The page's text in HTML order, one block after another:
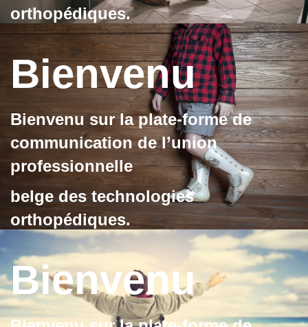
orthopédiques.
la plate-forme de communication
Bienvenu
Bienvenu sur la plate-forme de
communication de l’union
professionnelle
belge des technologies
orthopédiques.
la plate-forme de communication
Bienvenu